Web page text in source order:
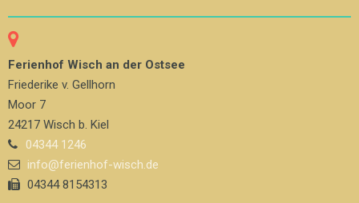
Ferienhof Wisch an der Ostsee
Friederike v. Gellhorn
Moor 7
24217 Wisch b. Kiel
04344 1246
info@ferienhof-wisch.de
04344 8154313